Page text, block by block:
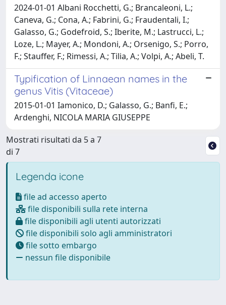
2024-01-01 Albani Rocchetti, G.; Brancaleoni, L.;
Caneva, G.; Cona, A.; Fabrini, G.; Fraudentali, I.;
Galasso, G.; Godefroid, S.; Iberite, M.; Lastrucci, L.;
Loze, L.; Mayer, A.; Mondoni, A.; Orsenigo, S.; Porro,
F.; Stauffer, F.; Rimessi, A.; Tilia, A.; Volpi, A.; Abeli, T.
Typification of Linnaean names in the
genus Vitis (Vitaceae)
2015-01-01 Iamonico, D.; Galasso, G.; Banfi, E.;
Ardenghi, NICOLA MARIA GIUSEPPE
Mostrati risultati da 5 a 7
di 7
Legenda icone
file ad accesso aperto
file disponibili sulla rete interna
file disponibili agli utenti autorizzati
file disponibili solo agli amministratori
file sotto embargo
nessun file disponibile